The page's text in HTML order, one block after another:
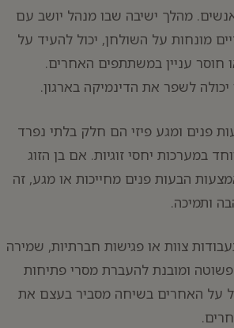
מהלך ישיבה שבו מנהל יושב עם
מונחות על השולחן, יכול להעיד על
חוסר עניין במשתתפים האחרים.
לשפר את הדינמיקה בארגון.
פנים ומגע פיזי הם חלק בלתי נפרד
במערכות יחסי זוגיות. אם בן הזוג
הבעות פנים מחייכות או מגע, זה
ותמיכה.
צוות או פגישות חברתיות, שמירה
ומובנת להעברת מסרי פתיחות
על האחרים בשיחה מסביר בעצם את